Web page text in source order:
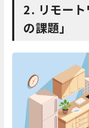
2. リモー
の課題」